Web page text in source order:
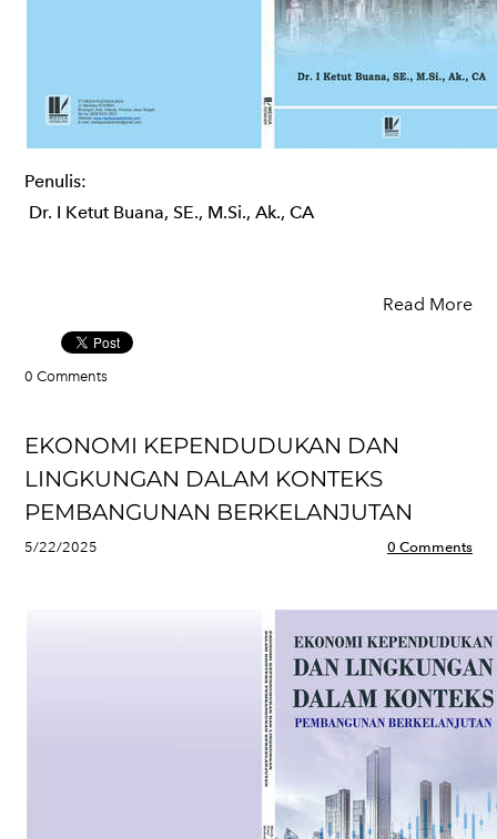
Penulis:
Dr. I Ketut Buana, SE., M.Si., Ak., CA
Read More
0 Comments
EKONOMI KEPENDUDUKAN DAN
LINGKUNGAN DALAM KONTEKS
PEMBANGUNAN BERKELANJUTAN
5/22/2025 0 Comments